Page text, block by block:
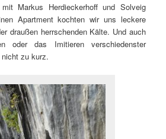
Markus Herdieckerhoff und Solveig
Apartment kochten wir uns leckere
draußen herrschenden Kälte. Und auch
oder das Imitieren verschiedenster
zu kurz.